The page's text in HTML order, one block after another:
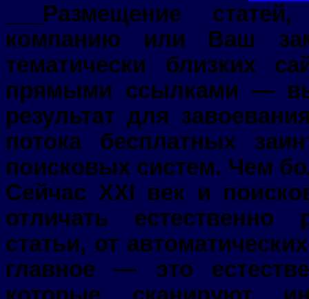
___Размещение
компанию или Ваш
тематически близких
прямыми ссылками —
результат для
потока бесплатных
поисковых систем. Чем
Сейчас XXI век и
отличать
статьи, от
главное — это